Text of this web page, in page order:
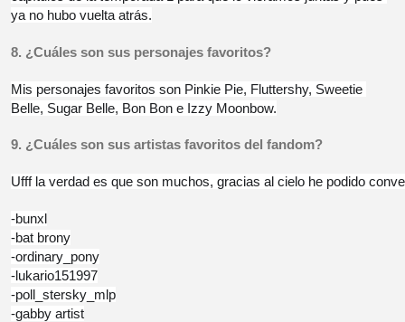
ya no hubo vuelta atrás.
8. ¿Cuáles son sus personajes favoritos?
Mis personajes favoritos son Pinkie Pie, Fluttershy, Sweetie
Belle, Sugar Belle, Bon Bon e Izzy Moonbow.
9. ¿Cuáles son sus artistas favoritos del fandom?
Ufff la verdad es que son muchos, gracias al cielo he podido
-bunxl
-bat brony
-ordinary_pony
-lukario151997
-poll_stersky_mlp
-gabby artist